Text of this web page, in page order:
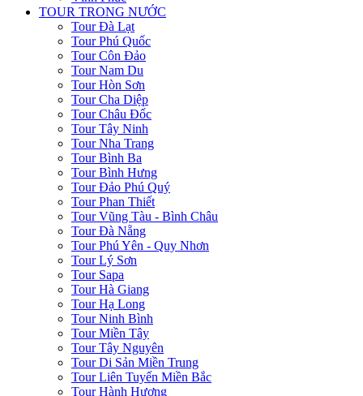
TOUR TRONG NƯỚC
Tour Đà Lạt
Tour Phú Quốc
Tour Côn Đảo
Tour Nam Du
Tour Hòn Sơn
Tour Cha Diệp
Tour Châu Đốc
Tour Tây Ninh
Tour Nha Trang
Tour Bình Ba
Tour Bình Hưng
Tour Đảo Phú Quý
Tour Phan Thiết
Tour Vũng Tàu - Bình Châu
Tour Đà Nẵng
Tour Phú Yên - Quy Nhơn
Tour Lý Sơn
Tour Sapa
Tour Hà Giang
Tour Hạ Long
Tour Ninh Bình
Tour Miền Tây
Tour Tây Nguyên
Tour Di Sản Miền Trung
Tour Liên Tuyến Miền Bắc
Tour Hành Hương